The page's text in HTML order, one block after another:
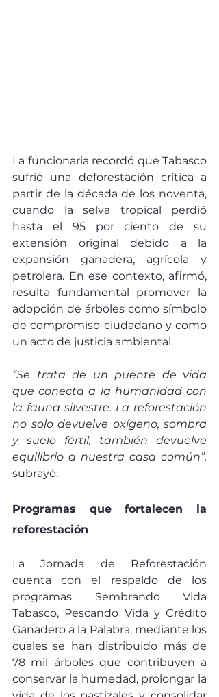
La funcionaria recordó que Tabasco
sufrió una deforestación crítica a
partir de la década de los noventa,
cuando la selva tropical perdió
hasta el 95 por ciento de su
extensión original debido a la
expansión ganadera, agrícola y
petrolera. En ese contexto, afirmó,
resulta fundamental promover la
adopción de árboles como símbolo
de compromiso ciudadano y como
un acto de justicia ambiental.
“Se trata de un puente de vida
que conecta a la humanidad con
la fauna silvestre. La reforestación
no solo devuelve oxígeno, sombra
y suelo fértil, también devuelve
equilibrio a nuestra casa común”,
subrayó.
Programas que fortalecen la
reforestación
La Jornada de Reforestación
cuenta con el respaldo de los
programas Sembrando Vida
Tabasco, Pescando Vida y Crédito
Ganadero a la Palabra, mediante los
cuales se han distribuido más de
78 mil árboles que contribuyen a
conservar la humedad, prolongar la